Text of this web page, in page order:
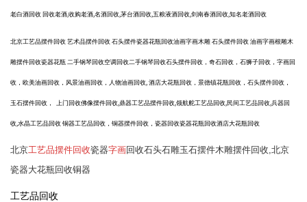
老白酒回收 回收老酒,收购老酒,名酒回收,茅台酒回收,五粮液酒回收,剑南春酒回收,知名老酒回收
北京工艺品摆件回收 艺术品摆件回收 石头摆件瓷器花瓶回收油画字画木雕 石头摆件回收 油画字画根雕木
雕摆件回收瓷器花瓶 二手钢琴回收空调回收二手钢琴回收石头摆件回收，奇石回收，石狮子回收，字画回
收，欧美油画回收，风景油画回收，人物油画回收, 酒店大花瓶回收，景德镇花瓶回收，石头摆件回收，
玉石摆件回收， 上门回收佛像摆件回收,鼎器工艺品摆件回收,领航舵工艺品回收,民间工艺品回收,兵器回
收,水晶工艺品回收 铜器工艺品回收，铜器摆件回收，瓷器回收瓷器花瓶回收酒店大花瓶回收
北京工艺品摆件回收瓷器字画回收石头石雕玉石摆件木雕摆件回收,北京
瓷器大花瓶回收铜器
工艺品回收